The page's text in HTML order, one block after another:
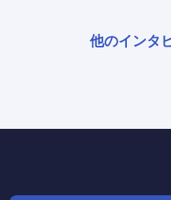
他のインタ